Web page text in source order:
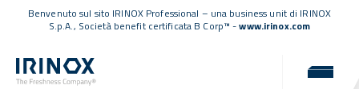
Benvenuto sul sito IRINOX Professional – una business unit di IRINOX
S.p.A., Società benefit certificata B Corp™ -www.irinox.com